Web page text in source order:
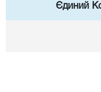
Єдиний